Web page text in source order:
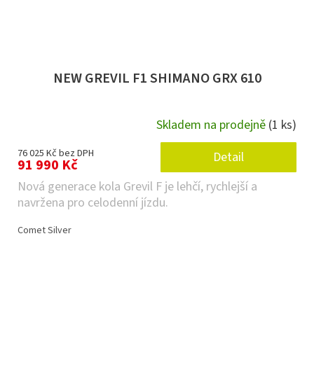
NEW GREVIL F1 SHIMANO GRX 610
Skladem na prodejně (1 ks)
76 025 Kč bez DPH
91 990 Kč
Detail
Nová generace kola Grevil F je lehčí, rychlejší a
navržena pro celodenní jízdu.
Comet Silver